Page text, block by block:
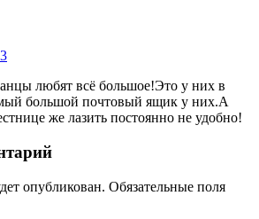
любят всё большое!Это у них в
большой почтовый ящик у них.А
же лазить постоянно не удобно!
опубликован. Обязательные поля